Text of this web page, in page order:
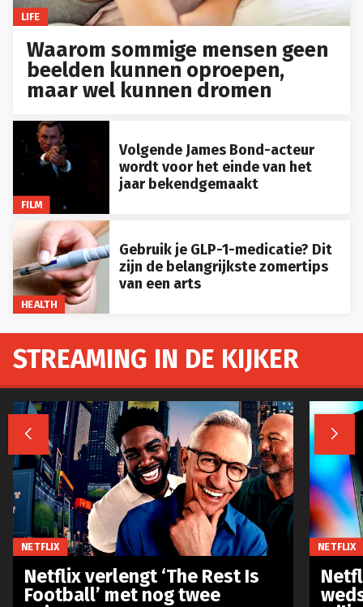
LIFE
Waarom sommige mensen geen
beelden kunnen oproepen,
maar wel kunnen dromen
FILM
Volgende James Bond-acteur
wordt voor het einde van het
jaar bekendgemaakt
HEALTH
Gebruik je GLP-1-medicatie? Dit
zijn de belangrijkste zomertips
van een arts
STREAMING IN DE KIJKER
 
NETFLIX
Netflix verlengt ‘The Rest Is
Football’ met nog twee
NETFLIX